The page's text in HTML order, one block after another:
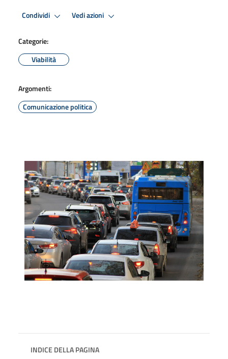
Condividi Vedi azioni
Categorie:
Viabilità
Argomenti:
Comunicazione politica
INDICE DELLA PAGINA